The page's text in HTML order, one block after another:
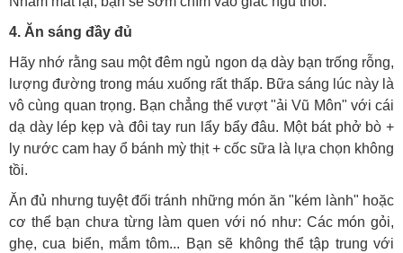
4. Ăn sáng đầy đủ
Hãy nhớ rằng sau một đêm ngủ ngon dạ dày bạn trống rỗng,
lượng đường trong máu xuống rất thấp. Bữa sáng lúc này là
vô cùng quan trọng. Bạn chẳng thể vượt "ải Vũ Môn" với cái
dạ dày lép kẹp và đôi tay run lẩy bẩy đâu. Một bát phở bò +
ly nước cam hay ổ bánh mỳ thịt + cốc sữa là lựa chọn không
tồi.
Ăn đủ nhưng tuyệt đối tránh những món ăn "kém lành" hoặc
cơ thể bạn chưa từng làm quen với nó như: Các món gỏi,
ghẹ, cua biển, mắm tôm... Bạn sẽ không thể tập trung với